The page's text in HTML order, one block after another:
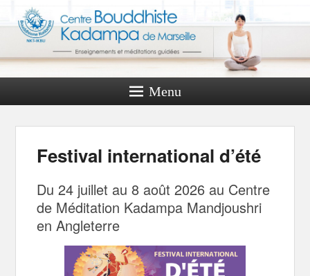
Menu
Festival international d’été
Du 24 juillet au 8 août 2026 au Centre
de Méditation Kadampa Mandjoushri
en Angleterre